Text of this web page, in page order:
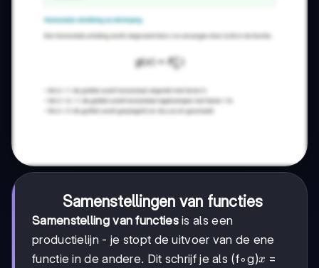
Samenstellingen van functies
Samenstelling van functiesis als een
productielijn - je stopt de uitvoer van de ene
functie in de andere. Dit schrijf je als (f∘g)x
x =